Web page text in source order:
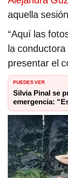
aquella
“Aquí las
la
presentar el
PUEDES VER
Silvia Pinal se
emergencia: